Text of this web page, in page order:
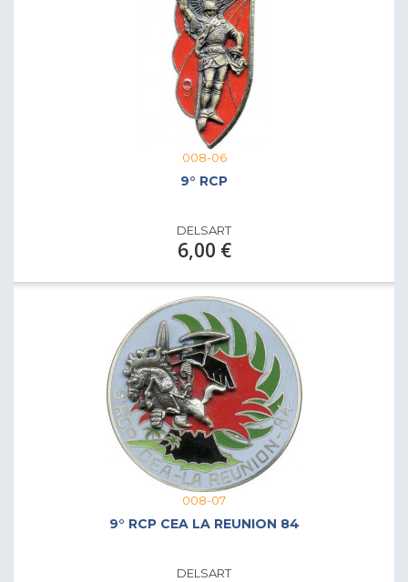
008-06
9° RCP
DELSART
6,00 €
008-07
9° RCP CEA LA REUNION 84
DELSART